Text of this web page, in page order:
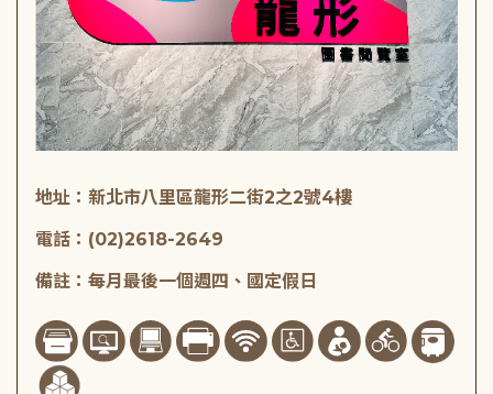
地址：新北市八里區龍形二街2之2號4樓
電話：(02)2618-2649
備註：每月最後一個週四、國定假日